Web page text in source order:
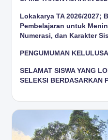
Lokakarya TA 2026/2027;
Pembelajaran untuk
Numerasi, dan Karakter
PENGUMUMAN
SELAMAT SISWA YANG
SELEKSI BERDASARKAN